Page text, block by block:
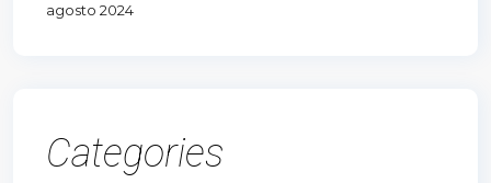
agosto 2024
Categories